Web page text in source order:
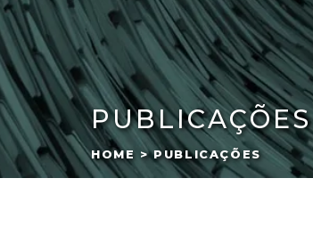
PUBLICAÇÕES
HOME > PUBLICAÇÕES